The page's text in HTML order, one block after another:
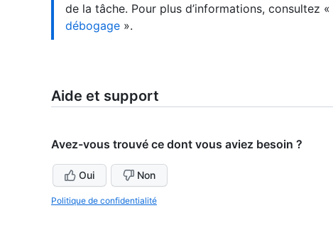
de la tâche. Pour plus d’informations, consultez «
débogage ».
Aide et support
Avez-vous trouvé ce dont vous aviez besoin ?
Oui Non
Politique de confidentialité